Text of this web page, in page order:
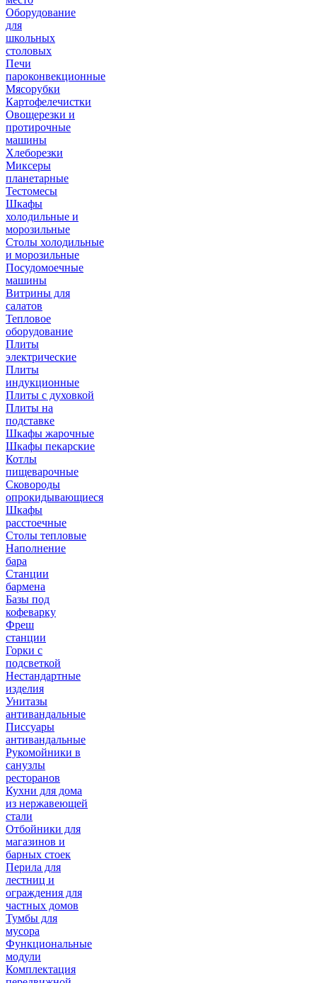
Оборудование
для
школьных
столовых
Печи
пароконвекционные
Мясорубки
Картофелечистки
Овощерезки и
протирочные
машины
Хлеборезки
Миксеры
планетарные
Тестомесы
Шкафы
холодильные и
морозильные
Столы холодильные
и морозильные
Посудомоечные
машины
Витрины для
салатов
Тепловое
оборудование
Плиты
электрические
Плиты
индукционные
Плиты с духовкой
Плиты на
подставке
Шкафы жарочные
Шкафы пекарские
Котлы
пищеварочные
Сковороды
опрокидывающиеся
Шкафы
расстоечные
Столы тепловые
Наполнение
бара
Станции
бармена
Базы под
кофеварку
Фреш
станции
Горки с
подсветкой
Нестандартные
изделия
Унитазы
антивандальные
Писсуары
антивандальные
Рукомойники в
санузлы
ресторанов
Кухни для дома
из нержавеющей
стали
Отбойники для
магазинов и
барных стоек
Перила для
лестниц и
ограждения для
частных домов
Тумбы для
мусора
Функциональные
модули
Комплектация